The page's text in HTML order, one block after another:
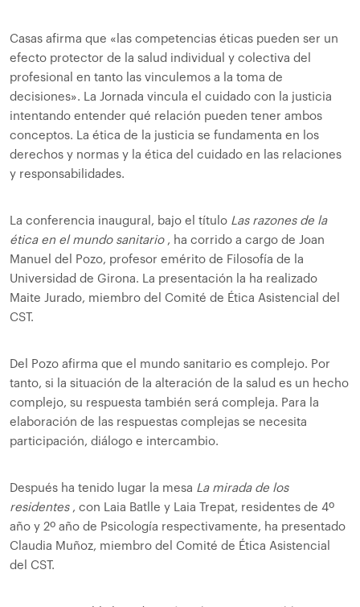
Casas afirma que «las competencias éticas pueden ser un
efecto protector de la salud individual y colectiva del
profesional en tanto las vinculemos a la toma de
decisiones». La Jornada vincula el cuidado con la justicia
intentando entender qué relación pueden tener ambos
conceptos. La ética de la justicia se fundamenta en los
derechos y normas y la ética del cuidado en las relaciones
y responsabilidades.
La conferencia inaugural, bajo el título Las razones de la
ética en el mundo sanitario, ha corrido a cargo de Joan
Manuel del Pozo, profesor emérito de Filosofía de la
Universidad de Girona. La presentación la ha realizado
Maite Jurado, miembro del Comité de Ética Asistencial del
CST.
Del Pozo afirma que el mundo sanitario es complejo. Por
tanto, si la situación de la alteración de la salud es un hecho
complejo, su respuesta también será compleja. Para la
elaboración de las respuestas complejas se necesita
participación, diálogo e intercambio.
Después ha tenido lugar la mesa La mirada de los
residentes, con Laia Batlle y Laia Trepat, residentes de 4º
año y 2º año de Psicología respectivamente, ha presentado
Claudia Muñoz, miembro del Comité de Ética Asistencial
del CST.